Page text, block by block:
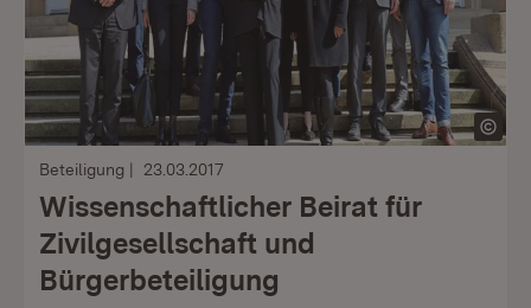
Beteiligung 23.03.2017
Wissenschaftlicher Beirat für
Zivilgesellschaft und
Bürgerbeteiligung